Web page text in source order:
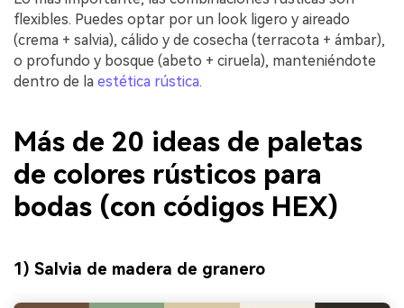
flexibles. Puedes optar por un look ligero y aireado
(crema + salvia), cálido y de cosecha (terracota + ámbar),
o profundo y bosque (abeto + ciruela), manteniéndote
dentro de la estética rústica.
Más de 20 ideas de paletas
de colores rústicos para
bodas (con códigos HEX)
1) Salvia de madera de granero